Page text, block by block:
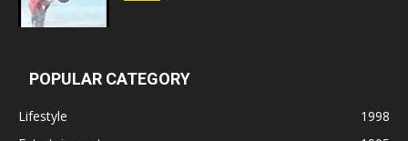
POPULAR CATEGORY
Lifestyle
1998